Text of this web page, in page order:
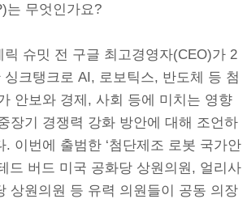
는 무엇인가요?
릭 슈밋 전 구글 최고경영자(CEO)가 2
싱크탱크로 AI, 로보틱스, 반도체 등 첨
안보와 경제, 사회 등에 미치는 영향
장기 경쟁력 강화 방안에 대해 조언하
. 이번에 출범한 ‘첨단제조 로봇 국가안
드 버드 미국 공화당 상원의원, 얼리사
상원의원 등 유력 의원들이 공동 의장